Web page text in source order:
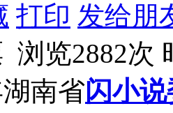
打印 发给朋
浏览2882次
南省闪小说